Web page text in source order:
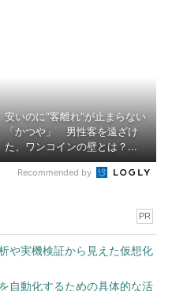
安いのに“客離れ”が止まらない
「かつや」 男性客を遠ざけ
た、ワンコインの壁とは？...
Recommended by
PR
や実機検証から見えた仮想化
自動化するための具体的な活